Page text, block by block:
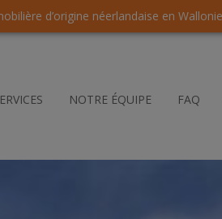
d’origine néerlandaise en Wallonie
NOTRE ÉQUIPE FAQ